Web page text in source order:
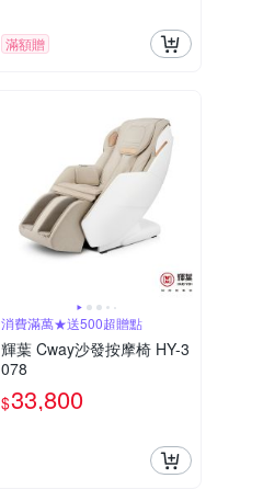
滿額贈
消費滿萬★送500超贈點
輝葉 Cway沙發按摩椅 HY-3
078
$33,800